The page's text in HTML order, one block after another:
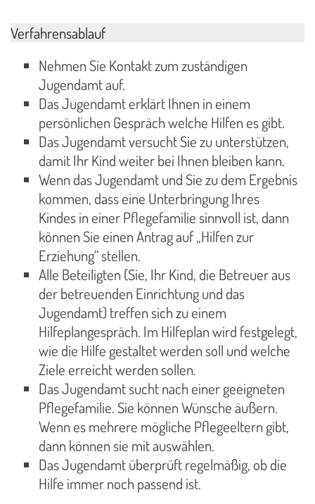
Verfahrensablauf
Nehmen Sie Kontakt zum zuständigen
Jugendamt auf.
Das Jugendamt erklärt Ihnen in einem
persönlichen Gespräch welche Hilfen es gibt.
Das Jugendamt versucht Sie zu unterstützen,
damit Ihr Kind weiter bei Ihnen bleiben kann.
Wenn das Jugendamt und Sie zu dem Ergebnis
kommen, dass eine Unterbringung Ihres
Kindes in einer Pflegefamilie sinnvoll ist, dann
können Sie einen Antrag auf „Hilfen zur
Erziehung“ stellen.
Alle Beteiligten (Sie, Ihr Kind, die Betreuer aus
der betreuenden Einrichtung und das
Jugendamt) treffen sich zu einem
Hilfeplangespräch. Im Hilfeplan wird festgelegt,
wie die Hilfe gestaltet werden soll und welche
Ziele erreicht werden sollen.
Das Jugendamt sucht nach einer geeigneten
Pflegefamilie. Sie können Wünsche äußern.
Wenn es mehrere mögliche Pflegeeltern gibt,
dann können sie mit auswählen.
Das Jugendamt überprüft regelmäßig, ob die
Hilfe immer noch passend ist.